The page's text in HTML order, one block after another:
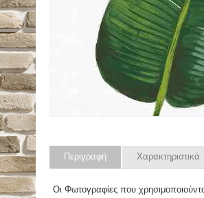
Περιγραφή Χαρακτηριστικά
Οι Φωτογραφίες που